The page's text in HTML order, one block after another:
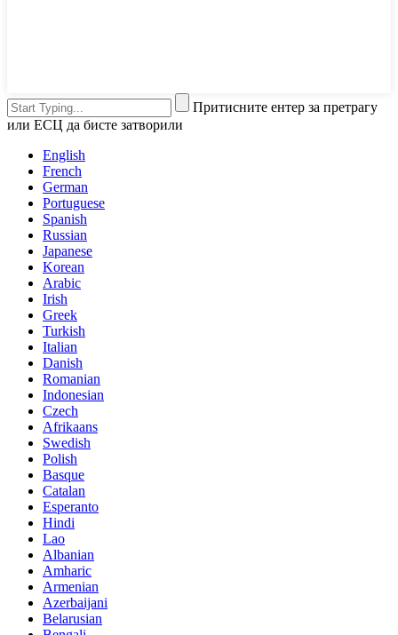
Притисните ентер за претрагу
или ЕСЦ да бисте затворили
English
French
German
Portuguese
Spanish
Russian
Japanese
Korean
Arabic
Irish
Greek
Turkish
Italian
Danish
Romanian
Indonesian
Czech
Afrikaans
Swedish
Polish
Basque
Catalan
Esperanto
Hindi
Lao
Albanian
Amharic
Armenian
Azerbaijani
Belarusian